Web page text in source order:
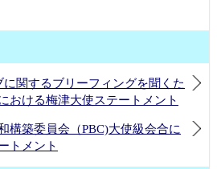
関するブリーフィングを聞くた
おける梅津大使ステートメント
構築委員会（PBC)大使級会合に
トメント